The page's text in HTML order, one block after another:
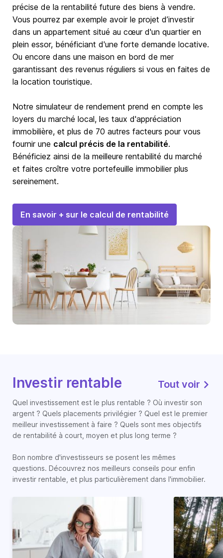
précise de la rentabilité future des biens à vendre.
Vous pourrez par exemple avoir le projet d’investir
dans un appartement situé au cœur d'un quartier en
plein essor, bénéficiant d'une forte demande locative.
Ou encore dans une maison en bord de mer
garantissant des revenus réguliers si vous en faites de
la location touristique.
Notre simulateur de rendement prend en compte les
loyers du marché local, les taux d'appréciation
immobilière, et plus de 70 autres facteurs pour vous
fournir une calcul précis de la rentabilité.
Bénéficiez ainsi de la meilleure rentabilité du marché
et faites croître votre portefeuille immobilier plus
sereinement.
En savoir + sur le calcul de rentabilité
Investir rentable Tout voir
Quel investissement est le plus rentable ? Où investir son
argent ? Quels placements privilégier ? Quel est le premier
meilleur investissement à faire ? Quels sont mes objectifs
de rentabilité à court, moyen et plus long terme ?
Bon nombre d'investisseurs se posent les mêmes
questions. Découvrez nos meilleurs conseils pour enfin
investir rentable, et plus particulièrement dans l'immobilier.